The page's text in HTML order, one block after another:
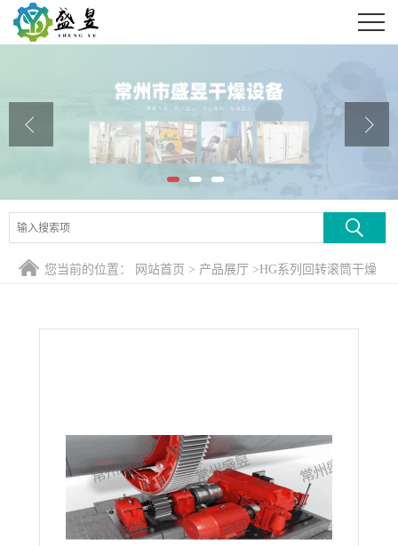
公司介绍
公司动态
证书荣誉
联系方式
您当前的位置： 网站首页 > 产品展厅 >HG系列回转滚筒干燥